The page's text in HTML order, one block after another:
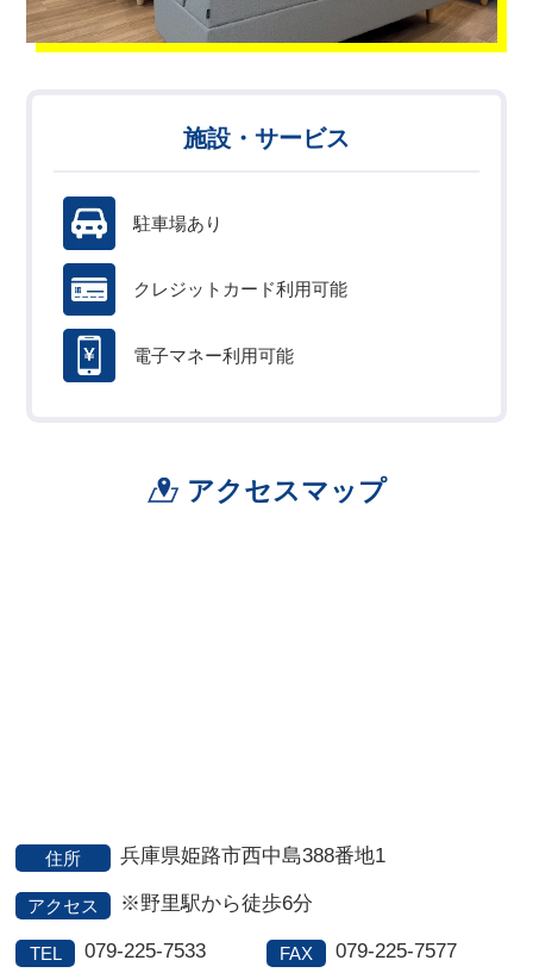
施設・サービス
駐車場あり
クレジットカード利用可能
電子マネー利用可能
アクセスマップ
住所 兵庫県姫路市西中島388番地1
アクセス ※野里駅から徒歩6分
TEL 079-225-7533 FAX 079-225-7577